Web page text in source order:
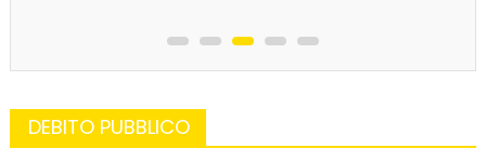
DEBITO PUBBLICO